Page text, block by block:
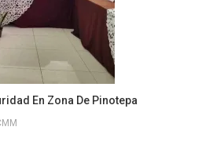
En Zona De Pinotepa